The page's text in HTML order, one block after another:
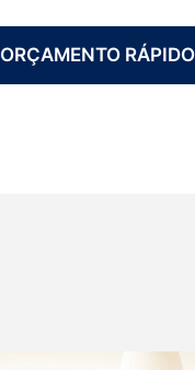
ORÇAMENTO RÁPIDO